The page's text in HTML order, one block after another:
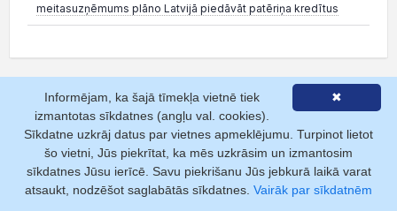
meitasuzņēmums plāno Latvijā piedāvāt patēriņa kredītus
Ilgtspējas pārskati
Kas ir ilgtspējas pārskats?Strukturēts dokuments par
uzņēmuma ietekmi uz vidi, sociālajiem aspektiem un
pārvaldību (ESG).
✖
Informējam, ka šajā tīmekļa vietnē tiek
izmantotas sīkdatnes (angļu val. cookies).
Sīkdatne uzkrāj datus par vietnes apmeklējumu. Turpinot lietot
šo vietni, Jūs piekrītat, ka mēs uzkrāsim un izmantosim
sīkdatnes Jūsu ierīcē. Savu piekrišanu Jūs jebkurā laikā varat
atsaukt, nodzēšot saglabātās sīkdatnes. Vairāk par sīkdatnēm